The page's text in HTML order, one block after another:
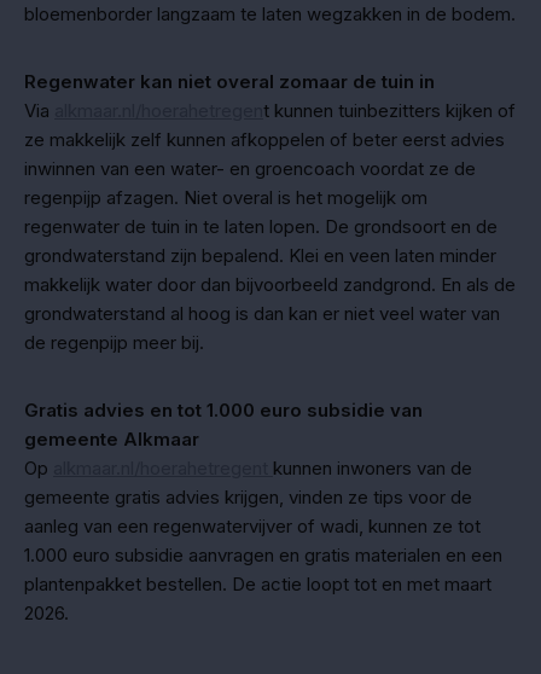
bloemenborder langzaam te laten wegzakken in de bodem.
Regenwater kan niet overal zomaar de tuin in
Via
t kunnen tuinbezitters kijken of
ze makkelijk zelf kunnen afkoppelen of beter eerst advies
inwinnen van een water- en groencoach voordat ze de
regenpijp afzagen. Niet overal is het mogelijk om
regenwater de tuin in te laten lopen. De grondsoort en de
grondwaterstand zijn bepalend. Klei en veen laten minder
makkelijk water door dan bijvoorbeeld zandgrond. En als de
grondwaterstand al hoog is dan kan er niet veel water van
de regenpijp meer bij.
Gratis advies en tot 1.000 euro subsidie van
gemeente Alkmaar
Op
kunnen inwoners van de
gemeente gratis advies krijgen, vinden ze tips voor de
aanleg van een regenwatervijver of wadi, kunnen ze tot
1.000 euro subsidie aanvragen en gratis materialen en een
plantenpakket bestellen. De actie loopt tot en met maart
2026.